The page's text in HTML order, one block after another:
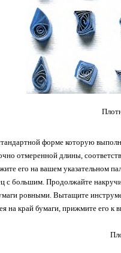
форме которую
отмеренной длины,
его на вашем указательном
с большим. Продолжайте
ровными. Вытащите
на край бумаги, прижмите его к